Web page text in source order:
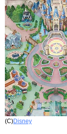
(C)Disney